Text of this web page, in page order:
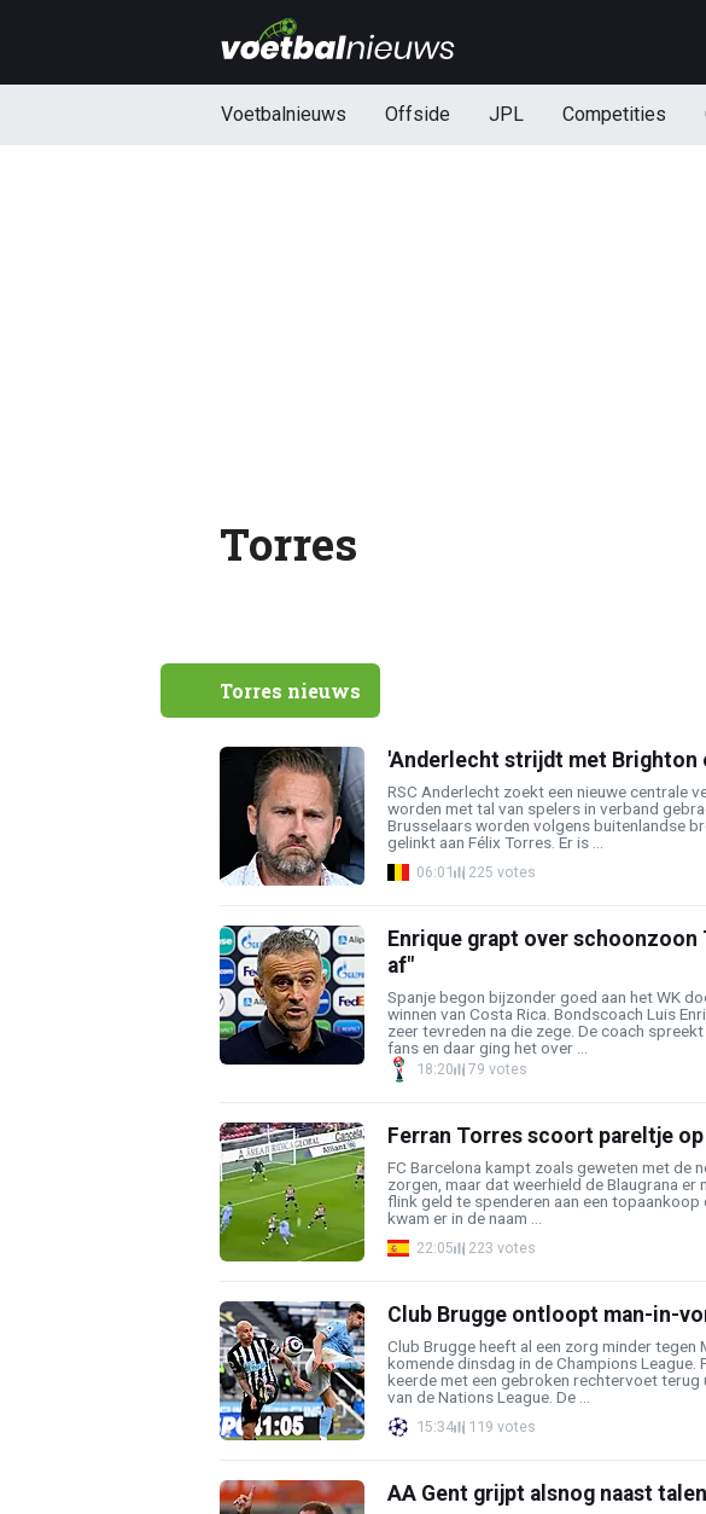
Voetbalnieuws Offside JPL Competities
Torres
Torres nieuws
'Anderlecht strijdt met Brighton
RSC Anderlecht zoekt een nieuwe centrale
worden met tal van spelers in verband
Brusselaars worden volgens buitenlandse
gelinkt aan Félix Torres. Er is ...
06:01 225 votes
Enrique grapt over schoonzoon
af"
Spanje begon bijzonder goed aan het WK
winnen van Costa Rica. Bondscoach Luis
zeer tevreden na die zege. De coach
fans en daar ging het over ...
18:20 79 votes
Ferran Torres scoort pareltje
FC Barcelona kampt zoals geweten met de
zorgen, maar dat weerhield de Blaugrana er
flink geld te spenderen aan een topaankoop
kwam er in de naam ...
22:05 223 votes
Club Brugge ontloopt man-in-
Club Brugge heeft al een zorg minder tegen
komende dinsdag in de Champions League.
keerde met een gebroken rechtervoet terug
van de Nations League. De ...
15:34 119 votes
AA Gent grijpt alsnog naast